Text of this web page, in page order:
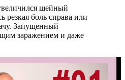
шейный
резкая боль справа или
Запущенный
заражением и даже